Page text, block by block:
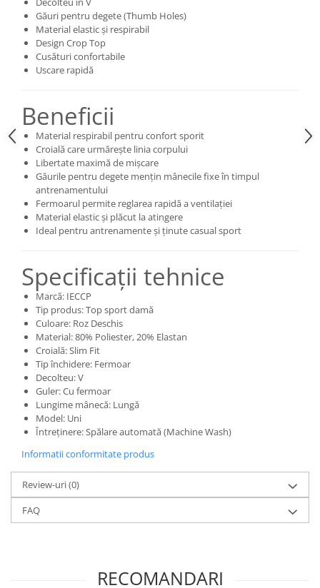
Găuri pentru degete (Thumb Holes)
Material elastic și respirabil
Design Crop Top
Cusături confortabile
Uscare rapidă
Beneficii
Material respirabil pentru confort sporit
Croială care urmărește linia corpului
Libertate maximă de mișcare
Găurile pentru degete mențin mânecile fixe în timpul
antrenamentului
Fermoarul permite reglarea rapidă a ventilației
Material elastic și plăcut la atingere
Ideal pentru antrenamente și ținute casual sport
Specificații tehnice
Marcă: IECCP
Tip produs: Top sport damă
Culoare: Roz Deschis
Material: 80% Poliester, 20% Elastan
Croială: Slim Fit
Tip închidere: Fermoar
Decolteu: V
Guler: Cu fermoar
Lungime mânecă: Lungă
Model: Uni
Întreținere: Spălare automată (Machine Wash)
Informatii conformitate produs
Review-uri(0)
FAQ
RECOMANDARI